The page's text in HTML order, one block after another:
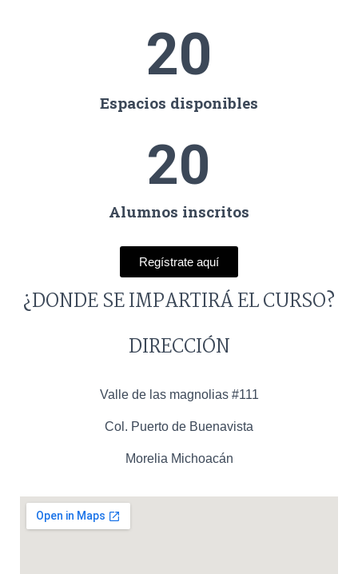
Espacios disponibles
20
Alumnos inscritos
20
Regístrate aquí
¿DONDE SE IMPARTIRÁ EL CURSO?
DIRECCIÓN
Valle de las magnolias #111
Col. Puerto de Buenavista
Morelia Michoacán